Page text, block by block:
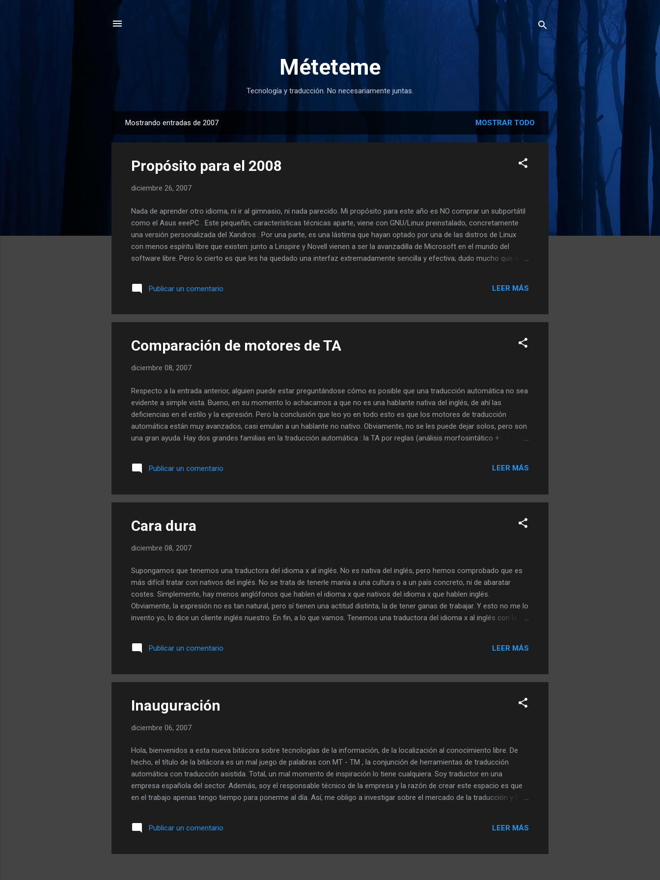
Méteteme
Tecnología y traducción. No necesariamente juntas.
n
Mostrando entradas de 2007 MOSTRAR TODO
Propósito para el 2008
diciembre 26, 2007
Nada de aprender otro idioma, ni ir al gimnasio, ni nada parecido. Mi propósito para este año es NO comprar un subportátil
como el Asus eeePC . Este pequeñín, características técnicas aparte, viene con GNU/Linux preinstalado, concretamente
una versión personalizada del Xandros . Por una parte, es una lástima que hayan optado por una de las distros de Linux
con menos espíritu libre que existen: junto a Linspire y Novell vienen a ser la avanzadilla de Microsoft en el mundo del
software libre. Pero lo cierto es que les ha quedado una interfaz extremadamente sencilla y efectiva; dudo mucho que al
escritorio ligero de Ubuntu que corre bajo Xfce . El cacharro lleva un par de meses en la calle, pero ya le han conseguido
Publicar un comentario LEER MÁS
Comparación de motores de TA
diciembre 08, 2007
Respecto a la entrada anterior, alguien puede estar preguntándose cómo es posible que una traducción automática no sea
evidente a simple vista. Bueno, en su momento lo achacamos a que no es una hablante nativa del inglés, de ahí las
deficiencias en el estilo y la expresión. Pero la conclusión que leo yo en todo esto es que los motores de traducción
automática están muy avanzados, casi emulan a un hablante no nativo. Obviamente, no se les puede dejar solos, pero son
una gran ayuda. Hay dos grandes familias en la traducción automática : la TA por reglas (análisis morfosintático +
tiene a Google Translator , entre otros. La ventaja de la segunda sobre la primera es que su capacidad para crecer (enlace
muy interesante) es infinita y, si recordamos a Darwin, está claro quién tiene las de ganar. He hecho un estudio rapidito (
Publicar un comentario LEER MÁS
Cara dura
diciembre 08, 2007
Supongamos que tenemos una traductora del idioma x al inglés. No es nativa del inglés, pero hemos comprobado que es
más difícil tratar con nativos del inglés. No se trata de tenerle manía a una cultura o a un país concreto, ni de abaratar
costes. Simplemente, hay menos anglófonos que hablen el idioma x que nativos del idioma x que hablen inglés.
Obviamente, la expresión no es tan natural, pero sí tienen una actitud distinta, la de tener ganas de trabajar. Y esto no me lo
invento yo, lo dice un cliente inglés nuestro. En fin, a lo que vamos. Tenemos una traductora del idioma x al inglés con la
tan minoritaria. El caso es que estamos investigando la incorporación de la traducción automática a nuestro flujo de
trabajo. Que nadie se asuste, no se trata de rebajar la calidad, sino de ahorrar tiempo y esfuerzo (lo que significa abaratar
Publicar un comentario LEER MÁS
Inauguración
diciembre 06, 2007
Hola, bienvenidos a esta nueva bitácora sobre tecnologías de la información, de la localización al conocimiento libre. De
hecho, el título de la bitácora es un mal juego de palabras con MT - TM , la conjunción de herramientas de traducción
automática con traducción asistida. Total, un mal momento de inspiración lo tiene cualquiera. Soy traductor en una
empresa española del sector. Además, soy el responsable técnico de la empresa y la razón de crear este espacio es que
en el trabajo apenas tengo tiempo para ponerme al día. Así, me obligo a investigar sobre el mercado de la traducción y las
raquítico estado en el que se encuentran las versiones españolas de los artículos originales. No soy editor de la Wikipedia,
pero estoy pensado en devolver algo a la comunidad y ése es un buen sitio para empezar. Esperemos que todo esto no se
Publicar un comentario LEER MÁS